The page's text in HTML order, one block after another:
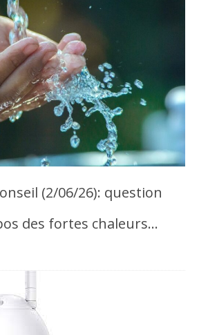
(2/06/26): question
des fortes chaleurs…